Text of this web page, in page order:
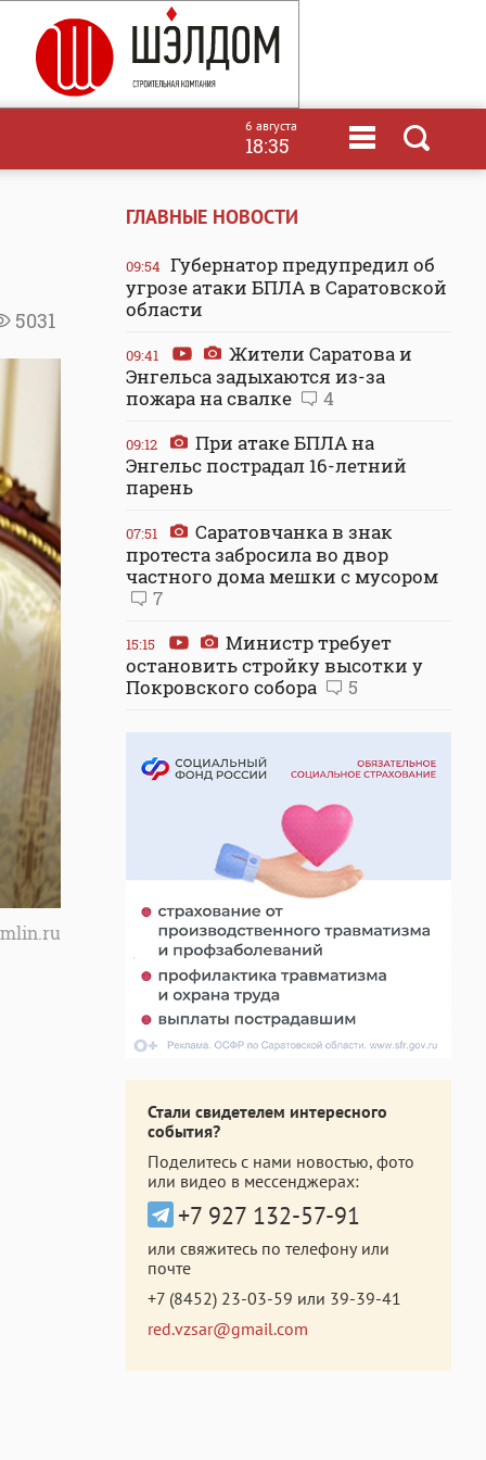
6 августа
18:35
5031
ГЛАВНЫЕ НОВОСТИ
09:54 Губернатор предупредил об
угрозе атаки БПЛА в Саратовской
области
09:41
Жители Саратова и
Энгельса задыхаются из-за
пожара на свалке
4
09:12
При атаке БПЛА на
Энгельс пострадал 16-летний
парень
07:51
Саратовчанка в знак
протеста забросила во двор
частного дома мешки с мусором
7
15:15
Министр требует
остановить стройку высотки у
Покровского собора
5
Стали свидетелем интересного
события?
Поделитесь с нами новостью, фото
или видео в мессенджерах:
+7 927 132-57-91
или свяжитесь по телефону или
почте
+7 (8452) 23-03-59 или 39-39-41
red.vzsar@gmail.com